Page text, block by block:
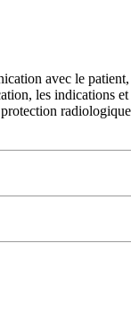
avec le
les indications